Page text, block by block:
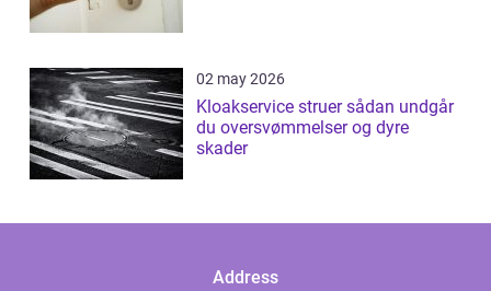
02 may 2026
Kloakservice struer sådan undgår
du oversvømmelser og dyre
skader
Address